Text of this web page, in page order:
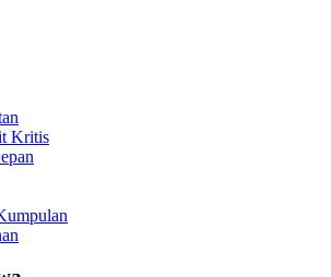
Kritis